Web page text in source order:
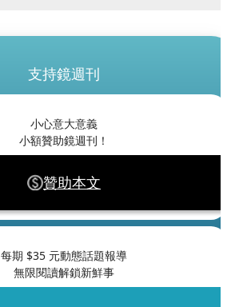
支持鏡週刊
小心意大意義
小額贊助鏡週刊！
贊助本文
每期 $35 元動態話題報導
無限閱讀解鎖新鮮事